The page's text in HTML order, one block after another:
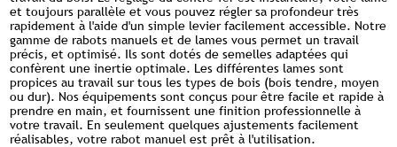
et toujours parallèle et vous pouvez régler sa profondeur très
rapidement à l'aide d'un simple levier facilement accessible. Notre
gamme de rabots manuels et de lames vous permet un travail
précis, et optimisé. Ils sont dotés de semelles adaptées qui
confèrent une inertie optimale. Les différentes lames sont
propices au travail sur tous les types de bois (bois tendre, moyen
ou dur). Nos équipements sont conçus pour être facile et rapide à
prendre en main, et fournissent une finition professionnelle à
votre travail. En seulement quelques ajustements facilement
réalisables, votre rabot manuel est prêt à l'utilisation.